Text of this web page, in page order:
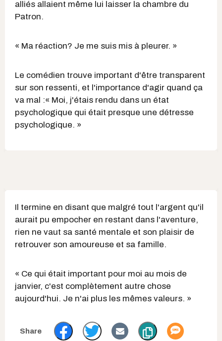
alliés allaient même lui laisser la chambre du
Patron.
« Ma réaction? Je me suis mis à pleurer. »
Le comédien trouve important d'être transparent
sur son ressenti, et l'importance d'agir quand ça
va mal :« Moi, j'étais rendu dans un état
psychologique qui était presque une détresse
psychologique. »
Il termine en disant que malgré tout l'argent qu'il
aurait pu empocher en restant dans l'aventure,
rien ne vaut sa santé mentale et son plaisir de
retrouver son amoureuse et sa famille.
« Ce qui était important pour moi au mois de
janvier, c'est complètement autre chose
aujourd'hui. Je n'ai plus les mêmes valeurs. »